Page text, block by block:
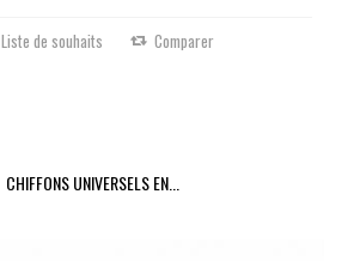
Liste de souhaits Comparer
CHIFFONS UNIVERSELS EN...